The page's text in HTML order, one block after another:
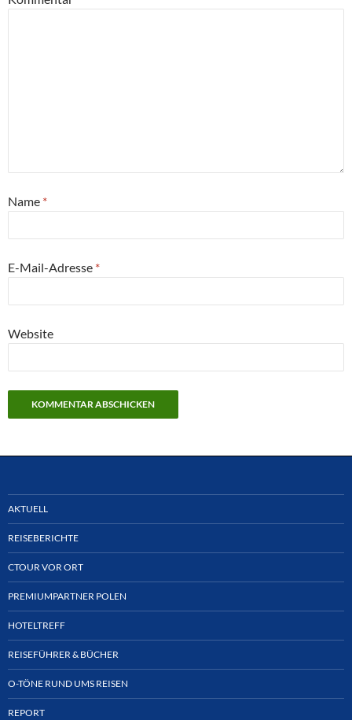
Name *
E-Mail-Adresse *
Website
AKTUELL
REISEBERICHTE
CTOUR VOR ORT
PREMIUMPARTNER POLEN
HOTELTREFF
REISEFÜHRER & BÜCHER
O-TÖNE RUND UMS REISEN
REPORT